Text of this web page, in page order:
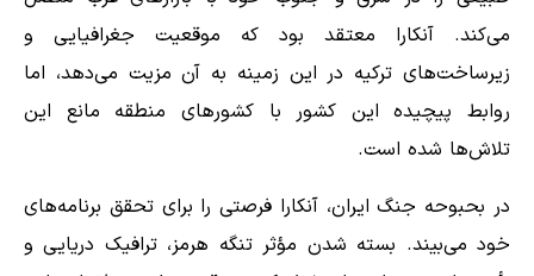
می‌کند. آنکارا معتقد بود که موقعیت جغرافیایی و
زیرساخت‌های ترکیه در این زمینه به آن مزیت می‌دهد، اما
روابط پیچیده این کشور با کشورهای منطقه مانع این
تلاش‌ها شده است.
در بحبوحه جنگ ایران، آنکارا فرصتی را برای تحقق برنامه‌های
خود می‌بیند. بسته شدن مؤثر تنگه هرمز، ترافیک دریایی و